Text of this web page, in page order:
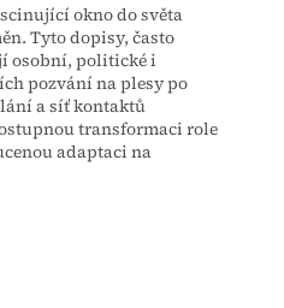
okno do světa
Tyto dopisy, často
osobní, politické i
pozvání na plesy po
a síť kontaktů
transformaci role
adaptaci na